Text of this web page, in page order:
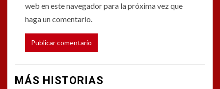
web en este navegador para la próxima vez que
haga un comentario.
MÁS HISTORIAS